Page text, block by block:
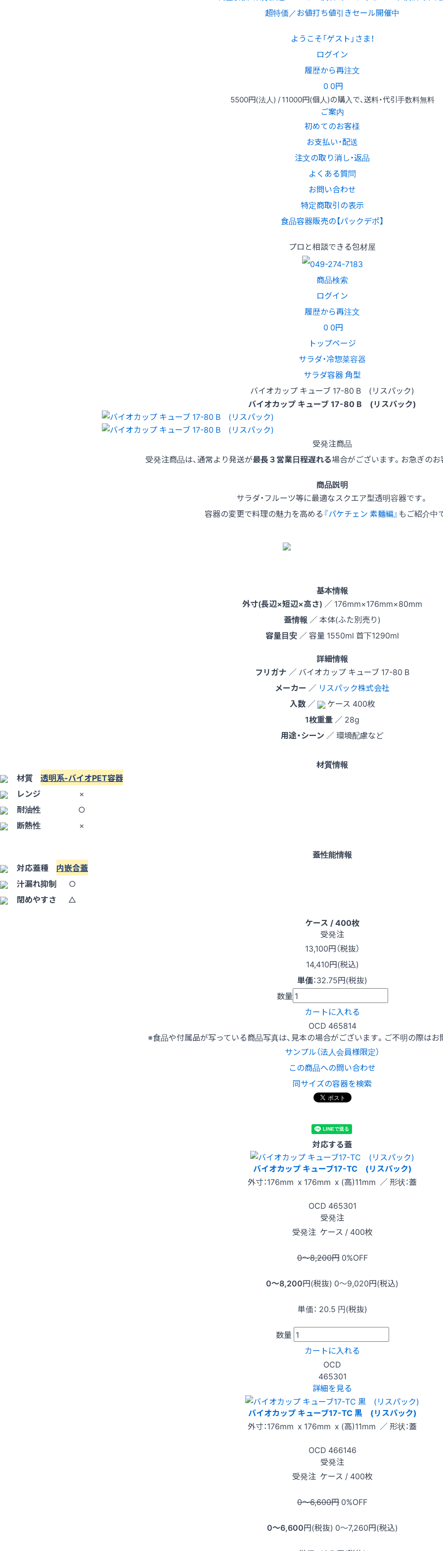
超特価／お値打ち値引きセール開催中
ようこそ「ゲスト」さま！
ログイン
履歴から再注文
0 0円
5500円(法人) /11000円(個人)の購入で、送料・代引手数料無料
ご案内
初めてのお客様
お支払い・配送
注文の取り消し・返品
よくある質問
お問い合わせ
特定商取引の表示
食品容器販売の【パックデポ】
プロと相談できる包材屋
商品検索
ログイン
履歴から再注文
0 0円
トップページ
サラダ・冷惣菜容器
サラダ容器 角型
バイオカップ キューブ 17-80 B (リスパック)
バイオカップ キューブ 17-80 B (リスパック)
受発注商品
受発注商品は、通常より発送が最長３営業日程遅れる場合がございます。お急ぎの
商品説明
サラダ・フルーツ等に最適なスクエア型透明容器です。
容器の変更で料理の魅力を高める 『パケチェン 素麺編』もご紹介中
基本情報
外寸(長辺×短辺×高さ) ／ 176mm×176mm×80mm
蓋情報 ／ 本体(ふた別売り)
容量目安 ／ 容量 1550ml 首下1290ml
詳細情報
フリガナ ／ バイオカップ キューブ 17-80 B
メーカー ／ リスパック株式会社
入数／
ケース 400枚
1枚重量 ／ 28g
用途・シーン ／ 環境配慮など
材質情報
材質 透明系-バイオPET容器
レンジ
×
耐油性
○
断熱性
×
蓋性能情報
対応蓋種 内嵌合蓋
汁漏れ抑制
○
閉めやすさ
△
ケース / 400枚
受発注
13,100円（税抜）
14,410円(税込)
単価：32.75円(税抜)
数量
カートに入れる
OCD 465814
※食品や付属品が写っている商品写真は、見本の場合がございます。ご不明の際はお
サンプル（法人会員様限定）
この商品への問い合わせ
同サイズの容器を検索
対応する蓋
バイオカップ キューブ17-TC (リスパック)
外寸：176mm x 176mm x (高)11mm ／ 形状：蓋
OCD 465301
受発注
受発注 ケース / 400枚
0〜8,200円 0%OFF
0〜8,200円(税抜) 0〜9,020円(税込)
単価： 20.5 円(税抜)
数量
カートに入れる
OCD
465301
詳細を見る
バイオカップ キューブ17-TC 黒 (リスパック)
外寸：176mm x 176mm x (高)11mm ／ 形状：蓋
OCD 466146
受発注
受発注 ケース / 400枚
0〜6,600円 0%OFF
0〜6,600円(税抜) 0〜7,260円(税込)